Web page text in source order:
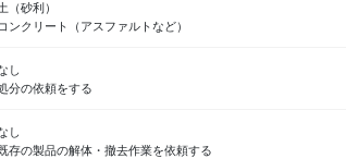
（砂利）
コンクリート（アスファルトなど）
し
分の依頼をする
し
存の製品の解体・撤去作業を依頼する